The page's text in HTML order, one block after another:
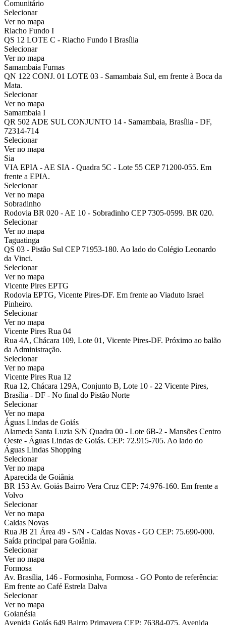
Comunitário
Selecionar
Ver no mapa
Riacho Fundo I
QS 12 LOTE C - Riacho Fundo I Brasília
Selecionar
Ver no mapa
Samambaia Furnas
QN 122 CONJ. 01 LOTE 03 - Samambaia Sul, em frente à Boca da
Mata.
Selecionar
Ver no mapa
Samambaia I
QR 502 ADE SUL CONJUNTO 14 - Samambaia, Brasília - DF,
72314-714
Selecionar
Ver no mapa
Sia
VIA EPIA - AE SIA - Quadra 5C - Lote 55 CEP 71200-055. Em
frente a EPIA.
Selecionar
Ver no mapa
Sobradinho
Rodovia BR 020 - AE 10 - Sobradinho CEP 7305-0599. BR 020.
Selecionar
Ver no mapa
Taguatinga
QS 03 - Pistão Sul CEP 71953-180. Ao lado do Colégio Leonardo
da Vinci.
Selecionar
Ver no mapa
Vicente Pires EPTG
Rodovia EPTG, Vicente Pires-DF. Em frente ao Viaduto Israel
Pinheiro.
Selecionar
Ver no mapa
Vicente Pires Rua 04
Rua 4A, Chácara 109, Lote 01, Vicente Pires-DF. Próximo ao balão
da Administração.
Selecionar
Ver no mapa
Vicente Pires Rua 12
Rua 12, Chácara 129A, Conjunto B, Lote 10 - 22 Vicente Pires,
Brasília - DF - No final do Pistão Norte
Selecionar
Ver no mapa
Águas Lindas de Goiás
Alameda Santa Luzia S/N Quadra 00 - Lote 6B-2 - Mansões Centro
Oeste - Águas Lindas de Goiás. CEP: 72.915-705. Ao lado do
Águas Lindas Shopping
Selecionar
Ver no mapa
Aparecida de Goiânia
BR 153 Av. Goiás Bairro Vera Cruz CEP: 74.976-160. Em frente a
Volvo
Selecionar
Ver no mapa
Caldas Novas
Rua JB 21 Área 49 - S/N - Caldas Novas - GO CEP: 75.690-000.
Saída principal para Goiânia.
Selecionar
Ver no mapa
Formosa
Av. Brasília, 146 - Formosinha, Formosa - GO Ponto de referência:
Em frente ao Café Estrela Dalva
Selecionar
Ver no mapa
Goianésia
Avenida Goiás 649 Bairro Primavera CEP: 76384-075. Avenida